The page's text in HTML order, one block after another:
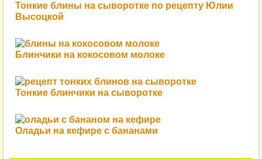
Тонкие блины на сыворотке по рецепту Юлии
Высоцкой
Блинчики на кокосовом молоке
Тонкие блинчики на сыворотке
Оладьи на кефире с бананами